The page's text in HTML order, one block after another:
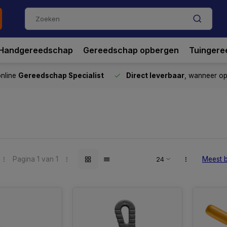
Gereedschap opbergen
Gereedschap Specialist Direct leverbaar , wanneer
Pagina 1 van 1 Meest